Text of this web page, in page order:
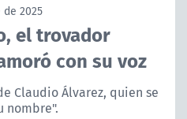
2025
el trovador
con su voz
Claudio Álvarez, quien se
nombre".